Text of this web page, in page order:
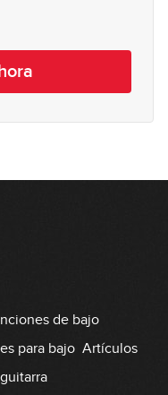
de bajo
para bajo Artículos